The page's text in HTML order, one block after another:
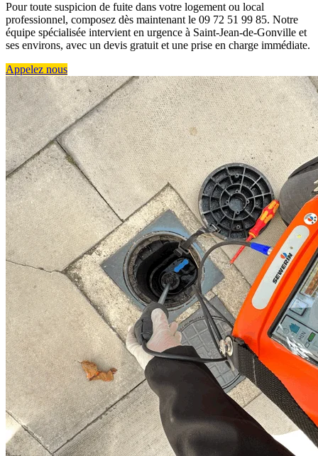
Pour toute suspicion de fuite dans votre logement ou local
professionnel, composez dès maintenant le 09 72 51 99 85. Notre
équipe spécialisée intervient en urgence à Saint-Jean-de-Gonville et
ses environs, avec un devis gratuit et une prise en charge immédiate.
Appelez nous